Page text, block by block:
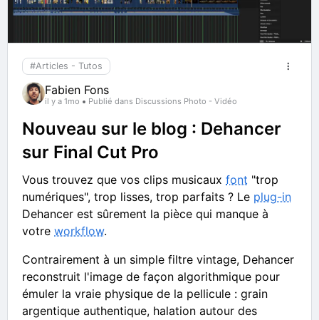
#Articles - Tutos
Fabien Fons
il y a 1mo Publié dans Discussions Photo - Vidéo
Nouveau sur le blog : Dehancer
sur Final Cut Pro
Vous trouvez que vos clips musicaux font "trop
numériques", trop lisses, trop parfaits ? Le plug-in
Dehancer est sûrement la pièce qui manque à
votre workflow.
Contrairement à un simple filtre vintage, Dehancer
reconstruit l'image de façon algorithmique pour
émuler la vraie physique de la pellicule : grain
argentique authentique, halation autour des